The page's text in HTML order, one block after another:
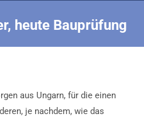
heute Bauprüfung
aus Ungarn, für die einen
je nachdem, wie das